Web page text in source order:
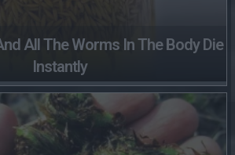
All The Worms In The Body Die
Instantly